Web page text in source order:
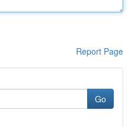
Report Page
Go